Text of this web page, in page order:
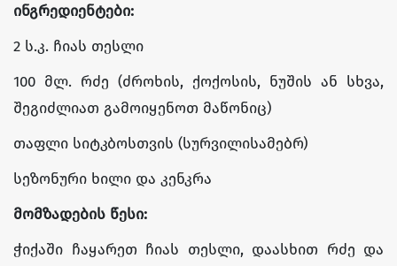
ინგრედიენტები:
2 ს.კ. ჩიას თესლი
100 მლ. რძე (ძროხის, ქოქოსის, ნუშის ან სხვა,
შეგიძლიათ გამოიყენოთ მაწონიც)
თაფლი სიტკბოსთვის (სურვილისამებრ)
სეზონური ხილი და კენკრა
მომზადების წესი:
ჭიქაში ჩაყარეთ ჩიას თესლი, დაასხით რძე და